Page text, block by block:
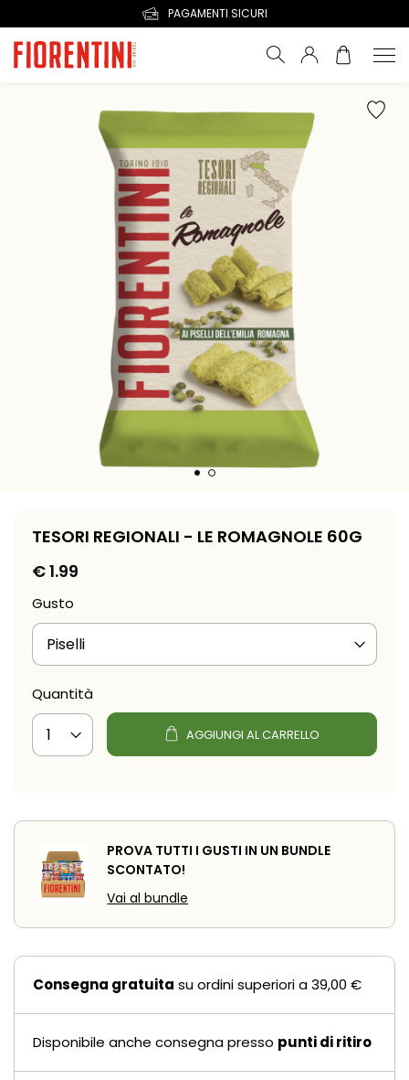
PAGAMENTI SICURI
TESORI REGIONALI - LE ROMAGNOLE 60G
€1.99
Gusto
Quantità
AGGIUNGI AL CARRELLO
PROVA TUTTI I GUSTI IN UN BUNDLE
SCONTATO!
Vai al bundle
Consegna gratuita su ordini superiori a 39,00 €
Disponibile anche consegna presso punti di ritiro